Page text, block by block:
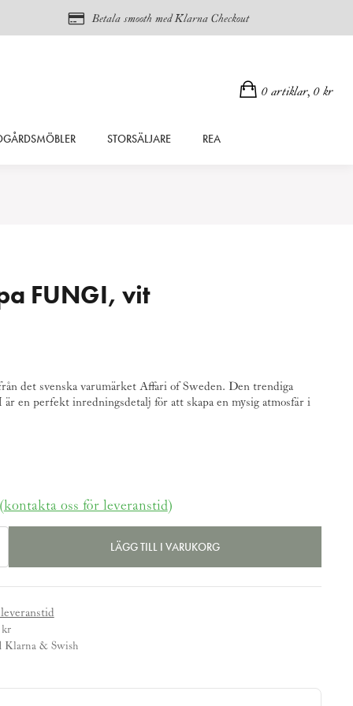
Betala smooth med Klarna Checkout
0 artiklar, 0kr
STORSÄLJARE REA
FUNGI, vit
det svenska varumärket Affari of Sweden. Den trendiga
en perfekt inredningsdetalj för att skapa en mysig atmosfär i
kontakta oss för leveranstid)
LÄGG TILL I VARUKORG
Klarna & Swish